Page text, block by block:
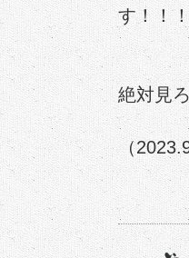
す！！
絶対見
（